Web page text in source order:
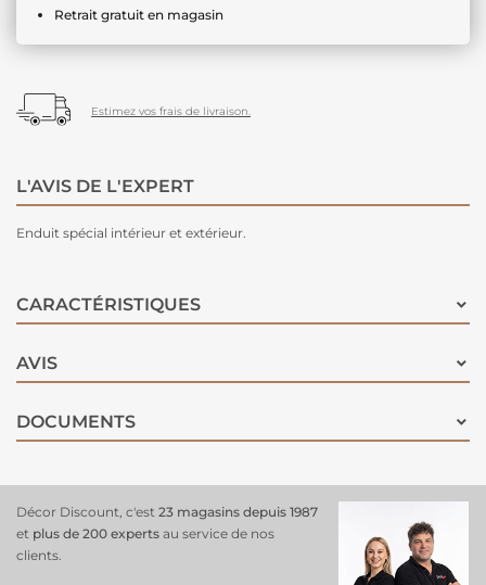
Retrait gratuit en magasin
Estimez vos frais de livraison.
L'AVIS DE L'EXPERT
Enduit spécial intérieur et extérieur.
CARACTÉRISTIQUES
AVIS
DOCUMENTS
Décor Discount, c'est 23 magasins depuis 1987
et plus de 200 experts au service de nos
clients.